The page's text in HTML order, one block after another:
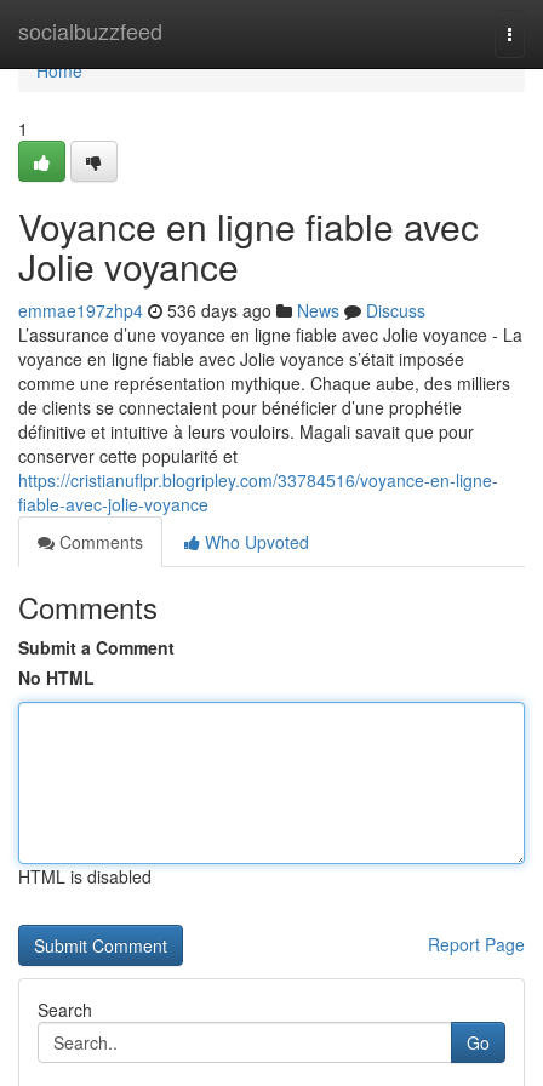
socialbuzzfeed
Home
Home
1
Voyance en ligne fiable avec
Jolie voyance
emmae197zhp4 536 days ago News
Discuss
L’assurance d’une voyance en ligne fiable avec Jolie voyance - La
voyance en ligne fiable avec Jolie voyance s’était imposée
comme une représentation mythique. Chaque aube, des milliers
de clients se connectaient pour bénéficier d’une prophétie
définitive et intuitive à leurs vouloirs. Magali savait que pour
conserver cette popularité et
https://cristianuflpr.blogripley.com/33784516/voyance-en-ligne-
fiable-avec-jolie-voyance
Comments
Who Upvoted
Comments
Submit a Comment
No HTML
HTML is disabled
Report Page
Search
Go